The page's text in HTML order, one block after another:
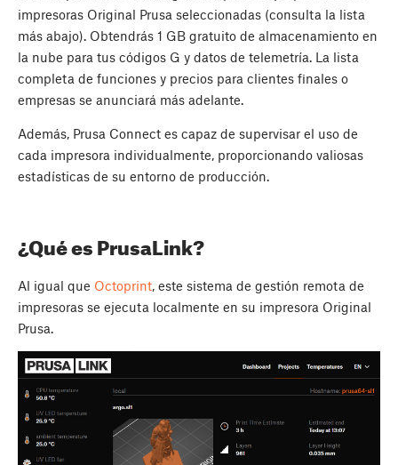
impresoras Original Prusa seleccionadas (consulta la lista
más abajo). Obtendrás 1 GB gratuito de almacenamiento en
la nube para tus códigos G y datos de telemetría. La lista
completa de funciones y precios para clientes finales o
empresas se anunciará más adelante.
Además, Prusa Connect es capaz de supervisar el uso de
cada impresora individualmente, proporcionando valiosas
estadísticas de su entorno de producción.
¿Qué es PrusaLink?
Al igual que Octoprint, este sistema de gestión remota de
impresoras se ejecuta localmente en su impresora Original
Prusa.